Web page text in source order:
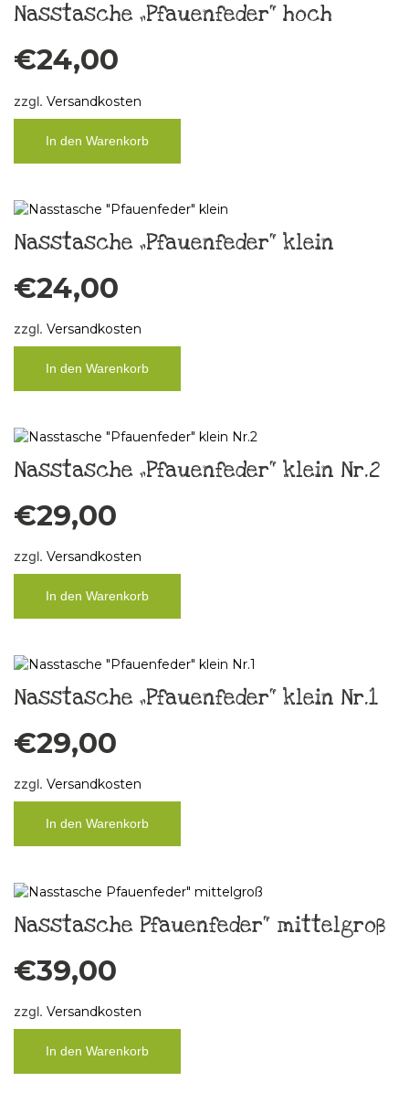
Nasstasche „Pfauenfeder“ hoch
€24,00
zzgl. Versandkosten
In den Warenkorb
Nasstasche „Pfauenfeder“ klein
€24,00
zzgl. Versandkosten
In den Warenkorb
Nasstasche „Pfauenfeder“ klein Nr.2
€29,00
zzgl. Versandkosten
In den Warenkorb
Nasstasche „Pfauenfeder“ klein Nr.1
€29,00
zzgl. Versandkosten
In den Warenkorb
Nasstasche Pfauenfeder“ mittelgroß
€39,00
zzgl. Versandkosten
In den Warenkorb